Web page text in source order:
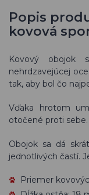
Popis
kovová
Kovový obojok
nehrdzavejúcej
tak, aby bol čo
Vďaka hrotom
otočené proti sebe.
Obojok sa dá
jednotlivých častí.
Priemer